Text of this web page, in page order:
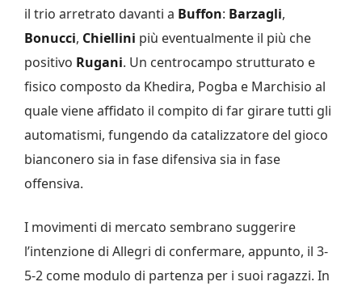
il trio arretrato davanti a Buffon: Barzagli,
Bonucci, Chiellini più eventualmente il più che
positivo Rugani. Un centrocampo strutturato e
fisico composto da Khedira, Pogba e Marchisio al
quale viene affidato il compito di far girare tutti gli
automatismi, fungendo da catalizzatore del gioco
bianconero sia in fase difensiva sia in fase
offensiva.
I movimenti di mercato sembrano suggerire
l’intenzione di Allegri di confermare, appunto, il 3-
5-2 come modulo di partenza per i suoi ragazzi. In